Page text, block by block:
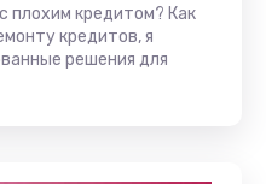
плохим кредитом? Как
кредитов, я
решения для